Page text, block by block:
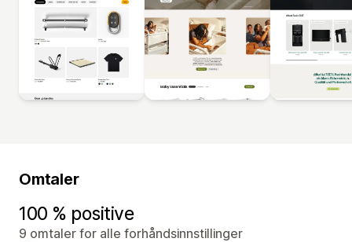
Omtaler
100 % positive
9 omtaler for alle forhåndsinnstillinger